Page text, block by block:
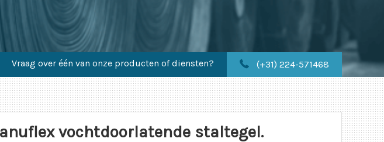
Vraag over één van onze producten of diensten? (+31) 224-571468
vochtdoorlatende staltegel.